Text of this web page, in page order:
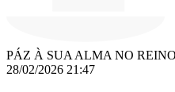
PÁZ À SUA ALMA NO
28/02/2026 21:47